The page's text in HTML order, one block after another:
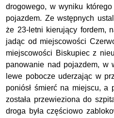
drogowego, w wyniku
pojazdem. Ze wstępnych
że 23-letni kierujący fordem,
jadąc od miejscowości
miejscowości Biskupiec z
panowanie nad pojazdem, w
lewe pobocze uderzając w
poniósł śmierć na miejscu, a
została przewieziona do
droga była częściowo